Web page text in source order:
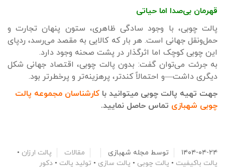
قهرمان بی‌صدا اما حیاتی
پالت چوبی، با وجود سادگی ظاهری، ستون پنهان تجارت و
حمل‌ونقل جهانی است. هر بار که کالایی به مقصد می‌رسد، ردپای
این چوبی کوچک اما اثرگذار در پشت صحنه وجود دارد.
به جرئت می‌توان گفت: بدون پالت چوبی، اقتصاد جهانی شکل
دیگری داشت—و احتمالاً کندتر، پرهزینه‌تر و پرخطرتر بود.
جهت تهیه پالت چوبی میتوانید با کارشناسان مجموعه پالت
چوبی شهبازی تماس حاصل نمایید.
۱۴۰۴-۰۴-۲۴ توسط مجله شهبازی مقالات پالت ارزان •
پالت باکیفیت • پالت چوبی • پالت سازی • تولید پالت • دکور